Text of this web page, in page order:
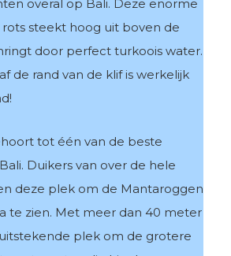
overal op Bali. Deze enorme
rots steekt hoog uit boven de
door perfect turkoois water.
de rand van de klif is werkelijk
tot één van de beste
Duikers van over de hele
deze plek om de Mantaroggen
te zien. Met meer dan 40 meter
plek om de grotere